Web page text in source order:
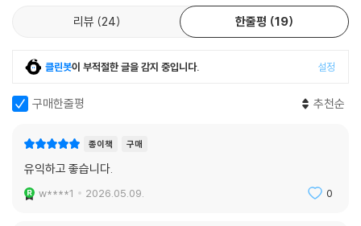
리뷰 24 한줄평 19
클린봇이 부적절한 글을 감지 중입니다. 설정
구매한줄평 추천순
종이책 구매
유익하고 좋습니다.
w****1 2026.05.09. 0